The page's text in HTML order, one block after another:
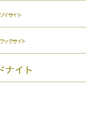
イサイト
ックサイト
ナイト